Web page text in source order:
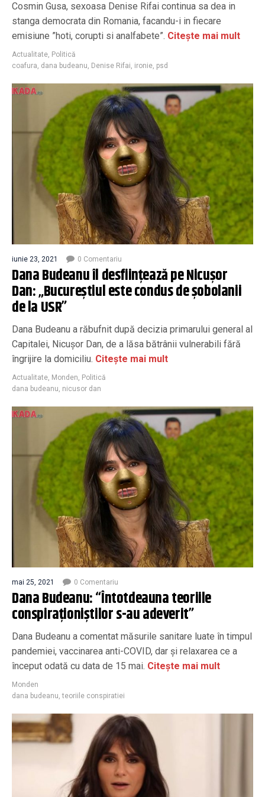
Cosmin Gusa, sexoasa Denise Rifai continua sa dea in
stanga democrata din Romania, facandu-i in fiecare
emisiune ”hoti, corupti si analfabete”. Citește mai mult
Actualitate, Politică
coafura, dana budeanu, Denise Rifai, ironie, psd
iunie 23, 2021 0 Comentariu
Dana Budeanu îl desfiinţează pe Nicuşor
Dan: „Bucureștiul este condus de șobolanii
de la USR”
Dana Budeanu a răbufnit după decizia primarului general al
Capitalei, Nicuşor Dan, de a lăsa bătrânii vulnerabili fără
îngrijire la domiciliu. Citește mai mult
Actualitate, Monden, Politică
dana budeanu, nicusor dan
mai 25, 2021 0 Comentariu
Dana Budeanu: “Întotdeauna teoriile
conspiraționiștilor s-au adeverit”
Dana Budeanu a comentat măsurile sanitare luate în timpul
pandemiei, vaccinarea anti-COVID, dar și relaxarea ce a
început odată cu data de 15 mai. Citește mai mult
Monden
dana budeanu,teoriile conspiratiei